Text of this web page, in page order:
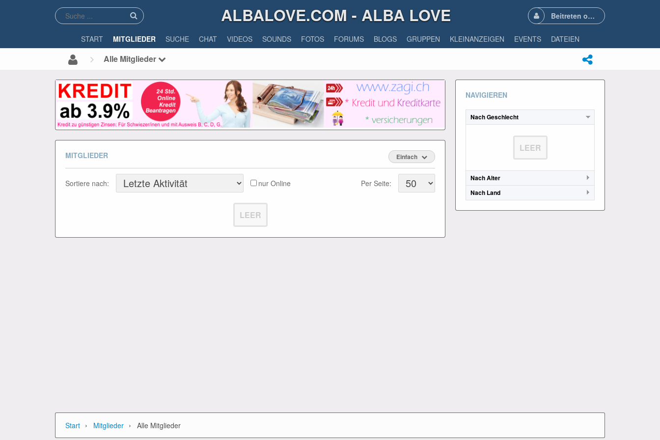
ALBALOVE.COM - ALBA LOVE Beitreten oder Anmelden
START MITGLIEDER SUCHE CHAT VIDEOS SOUNDS FOTOS FORUMS BLOGS GRUPPEN KLEINANZEIGEN EVENTS DATEIEN
Alle Mitglieder
MITGLIEDER Einfach
Sortiere nach: nur Online Per Seite:
LEER
NAVIGIEREN
Nach Geschlecht
LEER
Nach Alter
Nach Land
Start › Mitglieder › Alle Mitglieder